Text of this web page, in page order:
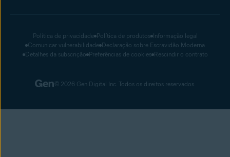
Política de privacidade Política de produtos Informação legal
Comunicar vulnerabilidade Declaração sobre Escravidão Moderna
Detalhes da subscrição Preferências de cookies Rescindir o contrato
© 2026 Gen Digital Inc. Todos os direitos reservados.